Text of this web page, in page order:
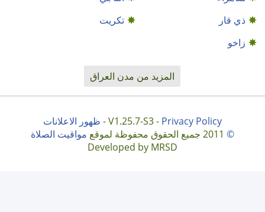
ذي قار
تكريت
زاخو
المزيد من مدن العراق
V1.25.7-S3 - Privacy Policy
- ظهور الاعلانات
©
مواقيت الصلاة
Developed by MRSD